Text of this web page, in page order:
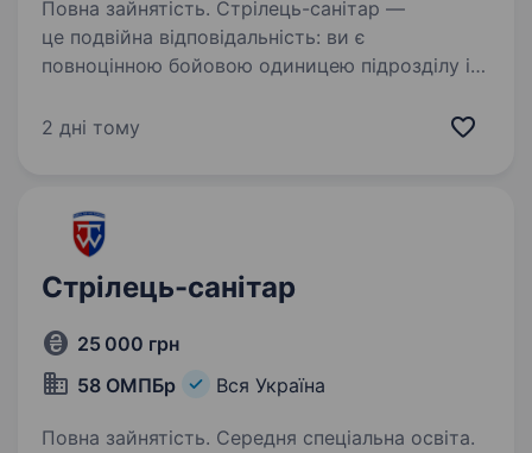
Повна зайнятість. Стрілець-санітар —
це подвійна відповідальність: ви є
повноцінною бойовою одиницею підрозділу і
побратимам у разі поранення. Вимоги:
2 дні тому
Стрілець-санітар
25 000 грн
58 ОМПБр
Вся Україна
Повна зайнятість. Середня спеціальна освіта.